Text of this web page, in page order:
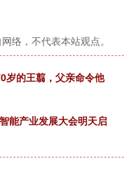
络，不代表本站观点。
岁的王翦，父亲命令他
能产业发展大会明天启